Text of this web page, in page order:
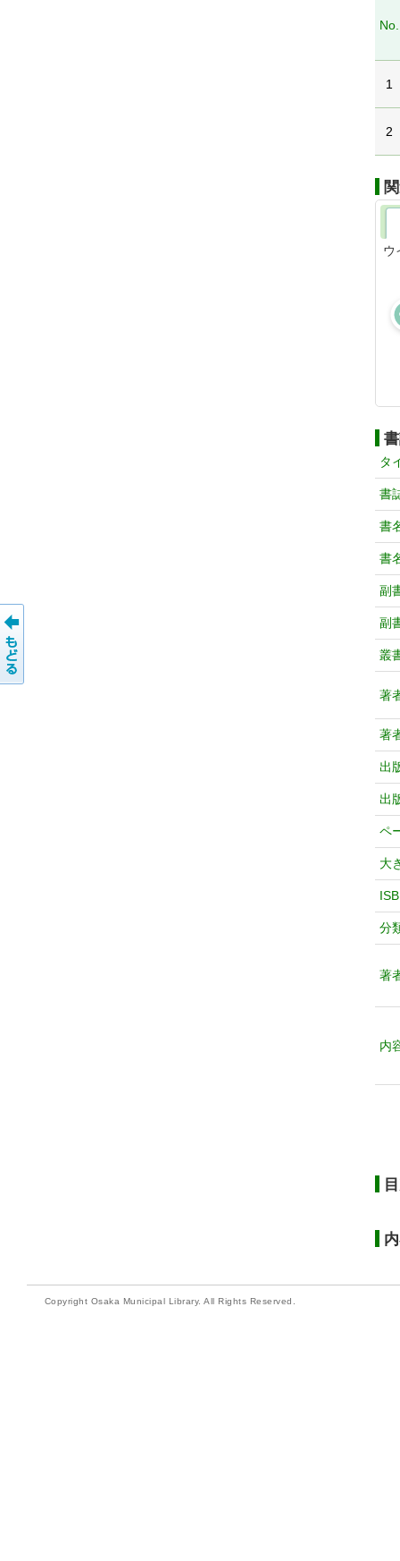
No.
1
2
ウ
タ
書
書
書
副
副
叢
著
著
出
出
ペ
大
分
著
内
Copyright Osaka Municipal Library. All Rights Reserved.